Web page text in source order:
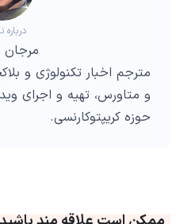
درباره
مترجم اخبار تکنولوژی و
و متاورس، تهیه و اجرای
حوزه کریپتوکارنسی.